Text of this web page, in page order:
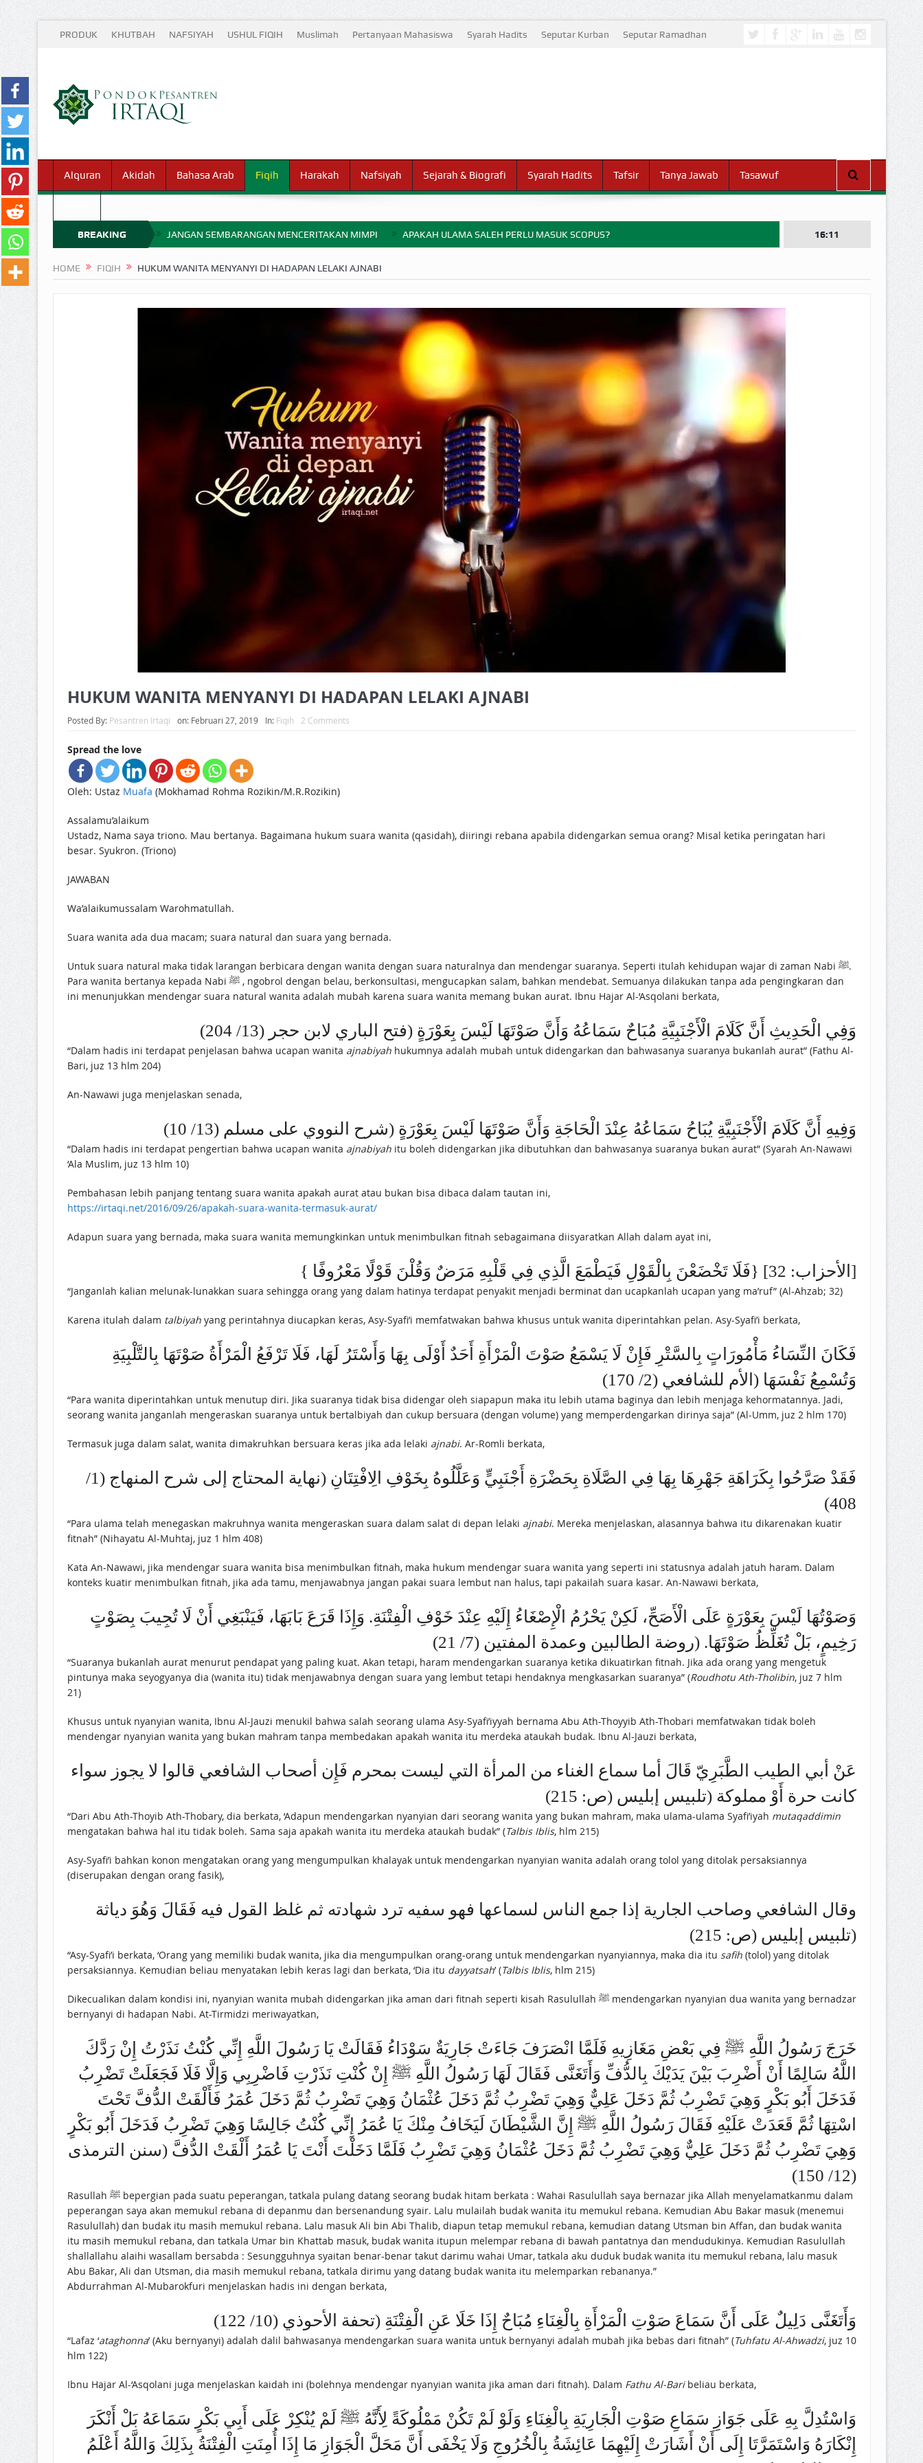
PRODUK KHUTBAH NAFSIYAH USHUL FIQIH Muslimah Pertanyaan Mahasiswa Syarah Hadits Seputar Kurban Seputar Ramadhan
Alquran Akidah Bahasa Arab Fiqih Harakah Nafsiyah Sejarah & Biografi Syarah Hadits Tafsir Tanya Jawab Tasawuf
BREAKING
NEWS
JANGAN SEMBARANGAN MENCERITAKAN MIMPI APAKAH ULAMA SALEH PERLU MASUK SCOPUS?
BAGAIMANA CARA MEMBAYAR ZAKAT UANG? UANG HARAM BISA MENJADI HALAL JIKA SEBAB KEPEMILIKANNYA BERUBAH
ISTIDLAL BATIL VS ISTIDLAL SYAR’I BAHASA CINTA KARENA ALLAH HUKUM MEMBAYAR ZAKAT DENGAN CARA MENGANGSUR
HUKUM MEMBAYAR ZAKAT KEPADA KERABAT SENDIRI
16:11
HOME FIQIH HUKUM WANITA MENYANYI DI HADAPAN LELAKI AJNABI
HUKUM WANITA MENYANYI DI HADAPAN LELAKI AJNABI
Posted By: Pesantren Irtaqi on: Februari 27, 2019 In: Fiqih 2 Comments
Spread the love
Oleh: Ustaz Muafa (Mokhamad Rohma Rozikin/M.R.Rozikin)
Assalamu’alaikum
Ustadz, Nama saya triono. Mau bertanya. Bagaimana hukum suara wanita (qasidah), diiringi rebana apabila didengarkan semua orang? Misal ketika peringatan hari
besar. Syukron. (Triono)
JAWABAN
Wa’alaikumussalam Warohmatullah.
Suara wanita ada dua macam; suara natural dan suara yang bernada.
Untuk suara natural maka tidak larangan berbicara dengan wanita dengan suara naturalnya dan mendengar suaranya. Seperti itulah kehidupan wajar di zaman Nabi ﷺ.
Para wanita bertanya kepada Nabi ﷺ , ngobrol dengan belau, berkonsultasi, mengucapkan salam, bahkan mendebat. Semuanya dilakukan tanpa ada pengingkaran dan
ini menunjukkan mendengar suara natural wanita adalah mubah karena suara wanita memang bukan aurat. Ibnu Hajar Al-‘Asqolani berkata,
وَفِي الْحَدِيثِ أَنَّ كَلَامَ الْأَجْنَبِيَّةِ مُبَاحٌ سَمَاعُهُ وَأَنَّ صَوْتَهَا لَيْسَ بِعَوْرَةٍ (فتح الباري لابن حجر (13/ 204)
“Dalam hadis ini terdapat penjelasan bahwa ucapan wanita ajnabiyah hukumnya adalah mubah untuk didengarkan dan bahwasanya suaranya bukanlah aurat” (Fathu Al-
Bari, juz 13 hlm 204)
An-Nawawi juga menjelaskan senada,
وَفِيهِ أَنَّ كَلَامَ الْأَجْنَبِيَّةِ يُبَاحُ سَمَاعُهُ عِنْدَ الْحَاجَةِ وَأَنَّ صَوْتَهَا لَيْسَ بِعَوْرَةٍ (شرح النووي على مسلم (13/ 10)
“Dalam hadis ini terdapat pengertian bahwa ucapan wanita ajnabiyah itu boleh didengarkan jika dibutuhkan dan bahwasanya suaranya bukan aurat” (Syarah An-Nawawi
‘Ala Muslim, juz 13 hlm 10)
Pembahasan lebih panjang tentang suara wanita apakah aurat atau bukan bisa dibaca dalam tautan ini,
https://irtaqi.net/2016/09/26/apakah-suara-wanita-termasuk-aurat/
Adapun suara yang bernada, maka suara wanita memungkinkan untuk menimbulkan fitnah sebagaimana diisyaratkan Allah dalam ayat ini,
{ فَلَا تَخْضَعْنَ بِالْقَوْلِ فَيَطْمَعَ الَّذِي فِي قَلْبِهِ مَرَضٌ وَقُلْنَ قَوْلًا مَعْرُوفًا} [الأحزاب: 32]
“Janganlah kalian melunak-lunakkan suara sehingga orang yang dalam hatinya terdapat penyakit menjadi berminat dan ucapkanlah ucapan yang ma’ruf” (Al-Ahzab; 32)
Karena itulah dalam talbiyah yang perintahnya diucapkan keras, Asy-Syafi’i memfatwakan bahwa khusus untuk wanita diperintahkan pelan. Asy-Syafi’i berkata,
فَكَانَ النِّسَاءُ مَأْمُورَاتٍ بِالسَّتْرِ فَإِنْ لَا يَسْمَعُ صَوْتَ الْمَرْأَةِ أَحَدٌ أَوْلَى بِهَا وَأَسْتَرُ لَهَا، فَلَا تَرْفَعُ الْمَرْأَةُ صَوْتَهَا بِالتَّلْبِيَةِ
وَتُسْمِعُ نَفْسَهَا (الأم للشافعي (2/ 170)
“Para wanita diperintahkan untuk menutup diri. Jika suaranya tidak bisa didengar oleh siapapun maka itu lebih utama baginya dan lebih menjaga kehormatannya. Jadi,
seorang wanita janganlah mengeraskan suaranya untuk bertalbiyah dan cukup bersuara (dengan volume) yang memperdengarkan dirinya saja” (Al-Umm, juz 2 hlm 170)
Termasuk juga dalam salat, wanita dimakruhkan bersuara keras jika ada lelaki ajnabi. Ar-Romli berkata,
فَقَدْ صَرَّحُوا بِكَرَاهَةِ جَهْرِهَا بِهَا فِي الصَّلَاةِ بِحَضْرَةِ أَجْنَبِيٍّ وَعَلَّلُوهُ بِخَوْفِ الِافْتِتَانِ (نهاية المحتاج إلى شرح المنهاج (1/
408)
“Para ulama telah menegaskan makruhnya wanita mengeraskan suara dalam salat di depan lelaki ajnabi. Mereka menjelaskan, alasannya bahwa itu dikarenakan kuatir
fitnah” (Nihayatu Al-Muhtaj, juz 1 hlm 408)
Kata An-Nawawi, jika mendengar suara wanita bisa menimbulkan fitnah, maka hukum mendengar suara wanita yang seperti ini statusnya adalah jatuh haram. Dalam
konteks kuatir menimbulkan fitnah, jika ada tamu, menjawabnya jangan pakai suara lembut nan halus, tapi pakailah suara kasar. An-Nawawi berkata,
وَصَوْتُهَا لَيْسَ بِعَوْرَةٍ عَلَى الْأَصَحِّ، لَكِنْ يَحْرُمُ الْإِصْغَاءُ إِلَيْهِ عِنْدَ خَوْفِ الْفِتْنَةِ. وَإِذَا قَرَعَ بَابَهَا، فَيَنْبَغِي أَنْ لَا تُجِيبَ بِصَوْتٍ
رَخِيمٍ، بَلْ تُغَلِّظُ صَوْتَهَا. (روضة الطالبين وعمدة المفتين (7/ 21)
“Suaranya bukanlah aurat menurut pendapat yang paling kuat. Akan tetapi, haram mendengarkan suaranya ketika dikuatirkan fitnah. Jika ada orang yang mengetuk
pintunya maka seyogyanya dia (wanita itu) tidak menjawabnya dengan suara yang lembut tetapi hendaknya mengkasarkan suaranya” (Roudhotu Ath-Tholibin, juz 7 hlm
21)
Khusus untuk nyanyian wanita, Ibnu Al-Jauzi menukil bahwa salah seorang ulama Asy-Syafi’iyyah bernama Abu Ath-Thoyyib Ath-Thobari memfatwakan tidak boleh
mendengar nyanyian wanita yang bukan mahram tanpa membedakan apakah wanita itu merdeka ataukah budak. Ibnu Al-Jauzi berkata,
عَنْ أبي الطيب الطَّبَرِيّ قَالَ أما سماع الغناء من المرأة التي ليست بمحرم فَإِن أصحاب الشافعي قالوا لا يجوز سواء
كانت حرة أَوْ مملوكة (تلبيس إبليس (ص: 215)
“Dari Abu Ath-Thoyib Ath-Thobary, dia berkata, ‘Adapun mendengarkan nyanyian dari seorang wanita yang bukan mahram, maka ulama-ulama Syafi’iyah mutaqaddimin
mengatakan bahwa hal itu tidak boleh. Sama saja apakah wanita itu merdeka ataukah budak” (Talbis Iblis, hlm 215)
Asy-Syafi’i bahkan konon mengatakan orang yang mengumpulkan khalayak untuk mendengarkan nyanyian wanita adalah orang tolol yang ditolak persaksiannya
(diserupakan dengan orang fasik),
وقال الشافعي وصاحب الجارية إذا جمع الناس لسماعها فهو سفيه ترد شهادته ثم غلظ القول فيه فَقَالَ وَهُوَ دياثة
(تلبيس إبليس (ص: 215)
“Asy-Syafi’i berkata, ‘Orang yang memiliki budak wanita, jika dia mengumpulkan orang-orang untuk mendengarkan nyanyiannya, maka dia itu safih (tolol) yang ditolak
persaksiannya. Kemudian beliau menyatakan lebih keras lagi dan berkata, ‘Dia itu dayyatsah’ (Talbis Iblis, hlm 215)
Dikecualikan dalam kondisi ini, nyanyian wanita mubah didengarkan jika aman dari fitnah seperti kisah Rasulullah ﷺ mendengarkan nyanyian dua wanita yang bernadzar
bernyanyi di hadapan Nabi. At-Tirmidzi meriwayatkan,
خَرَجَ رَسُولُ اللَّهِ ﷺ فِي بَعْضِ مَغَازِيهِ فَلَمَّا انْصَرَفَ جَاءَتْ جَارِيَةٌ سَوْدَاءُ فَقَالَتْ يَا رَسُولَ اللَّهِ إِنِّي كُنْتُ نَذَرْتُ إِنْ رَدَّكَ
اللَّهُ سَالِمًا أَنْ أَضْرِبَ بَيْنَ يَدَيْكَ بِالدُّفِّ وَأَتَغَنَّى فَقَالَ لَهَا رَسُولُ اللَّهِ ﷺ إِنْ كُنْتِ نَذَرْتِ فَاضْرِبِي وَإِلَّا فَلَا فَجَعَلَتْ تَضْرِبُ
فَدَخَلَ أَبُو بَكْرٍ وَهِيَ تَضْرِبُ ثُمَّ دَخَلَ عَلِيٌّ وَهِيَ تَضْرِبُ ثُمَّ دَخَلَ عُثْمَانُ وَهِيَ تَضْرِبُ ثُمَّ دَخَلَ عُمَرُ فَأَلْقَتْ الدُّفَّ تَحْتَ
اسْتِهَا ثُمَّ قَعَدَتْ عَلَيْهِ فَقَالَ رَسُولُ اللَّهِ ﷺ إِنَّ الشَّيْطَانَ لَيَخَافُ مِنْكَ يَا عُمَرُ إِنِّي كُنْتُ جَالِسًا وَهِيَ تَضْرِبُ فَدَخَلَ أَبُو بَكْرٍ
وَهِيَ تَضْرِبُ ثُمَّ دَخَلَ عَلِيٌّ وَهِيَ تَضْرِبُ ثُمَّ دَخَلَ عُثْمَانُ وَهِيَ تَضْرِبُ فَلَمَّا دَخَلْتَ أَنْتَ يَا عُمَرُ أَلْقَتْ الدُّفَّ (سنن الترمذى
(12/ 150)
Rasullah ﷺ bepergian pada suatu peperangan, tatkala pulang datang seorang budak hitam berkata : Wahai Rasulullah saya bernazar jika Allah menyelamatkanmu dalam
peperangan saya akan memukul rebana di depanmu dan bersenandung syair. Lalu mulailah budak wanita itu memukul rebana. Kemudian Abu Bakar masuk (menemui
Rasulullah) dan budak itu masih memukul rebana. Lalu masuk Ali bin Abi Thalib, diapun tetap memukul rebana, kemudian datang Utsman bin Affan, dan budak wanita
itu masih memukul rebana, dan tatkala Umar bin Khattab masuk, budak wanita itupun melempar rebana di bawah pantatnya dan mendudukinya. Kemudian Rasulullah
shallallahu alaihi wasallam bersabda : Sesungguhnya syaitan benar-benar takut darimu wahai Umar, tatkala aku duduk budak wanita itu memukul rebana, lalu masuk
Abu Bakar, Ali dan Utsman, dia masih memukul rebana, tatkala dirimu yang datang budak wanita itu melemparkan rebananya.”
Abdurrahman Al-Mubarokfuri menjelaskan hadis ini dengan berkata,
وَأَتَغَنَّى دَلِيلٌ عَلَى أَنَّ سَمَاعَ صَوْتِ الْمَرْأَةِ بِالْغِنَاءِ مُبَاحٌ إِذَا خَلَا عَنِ الْفِتْنَةِ (تحفة الأحوذي (10/ 122)
“Lafaz ‘ataghonna’ (Aku bernyanyi) adalah dalil bahwasanya mendengarkan suara wanita untuk bernyanyi adalah mubah jika bebas dari fitnah” (Tuhfatu Al-Ahwadzi, juz 10
hlm 122)
Ibnu Hajar Al-‘Asqolani juga menjelaskan kaidah ini (bolehnya mendengar nyanyian wanita jika aman dari fitnah). Dalam Fathu Al-Baribeliau berkata,
وَاسْتُدِلَّ بِهِ عَلَى جَوَازِ سَمَاعِ صَوْتِ الْجَارِيَةِ بِالْغِنَاءِ وَلَوْ لَمْ تَكُنْ مَمْلُوكَةً لِأَنَّهُ ﷺ لَمْ يُنْكِرْ عَلَى أَبِي بَكْرٍ سَمَاعَهُ بَلْ أَنْكَرَ
إِنْكَارَهُ وَاسْتَمَرَّتَا إِلَى أَنْ أَشَارَتْ إِلَيْهِمَا عَائِشَةُ بِالْخُرُوجِ وَلَا يَخْفَى أَنَّ مَحَلَّ الْجَوَازِ مَا إِذَا أُمِنَتِ الْفِتْنَةُ بِذَلِكَ وَاللَّهُ أَعْلَمُ